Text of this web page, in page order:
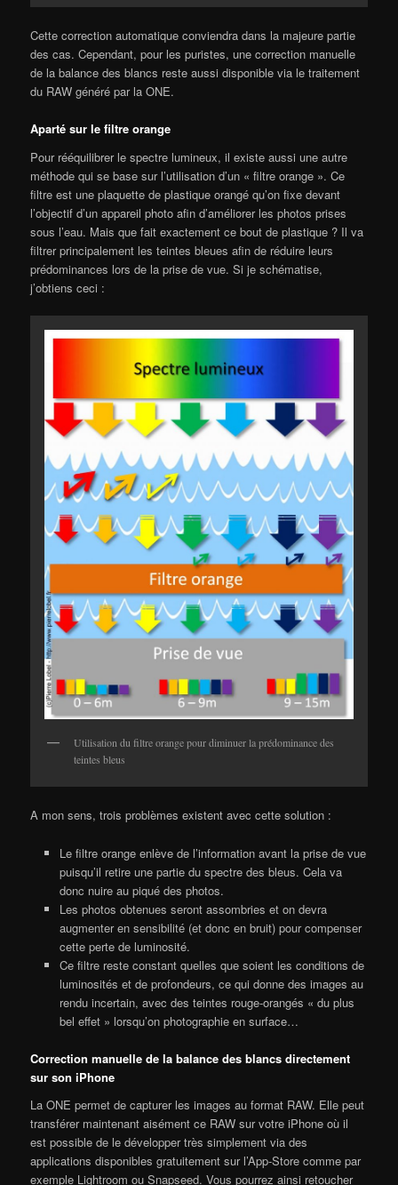
Cette correction automatique conviendra dans la majeure partie
des cas. Cependant, pour les puristes, une correction manuelle
de la balance des blancs reste aussi disponible via le traitement
du RAW généré par la ONE.
Aparté sur le filtre orange
Pour rééquilibrer le spectre lumineux, il existe aussi une autre
méthode qui se base sur l’utilisation d’un « filtre orange ». Ce
filtre est une plaquette de plastique orangé qu’on fixe devant
l’objectif d’un appareil photo afin d’améliorer les photos prises
sous l’eau. Mais que fait exactement ce bout de plastique ? Il va
filtrer principalement les teintes bleues afin de réduire leurs
prédominances lors de la prise de vue. Si je schématise,
j’obtiens ceci :
Utilisation du filtre orange pour diminuer la prédominance des
teintes bleus
A mon sens, trois problèmes existent avec cette solution :
Le filtre orange enlève de l’information avant la prise de vue
puisqu’il retire une partie du spectre des bleus. Cela va
donc nuire au piqué des photos.
Les photos obtenues seront assombries et on devra
augmenter en sensibilité (et donc en bruit) pour compenser
cette perte de luminosité.
Ce filtre reste constant quelles que soient les conditions de
luminosités et de profondeurs, ce qui donne des images au
rendu incertain, avec des teintes rouge-orangés « du plus
bel effet » lorsqu’on photographie en surface…
Correction manuelle de la balance des blancs directement
sur son iPhone
La ONE permet de capturer les images au format RAW. Elle peut
transférer maintenant aisément ce RAW sur votre iPhone où il
est possible de le développer très simplement via des
applications disponibles gratuitement sur l’App-Store comme par
exemple Lightroom ou Snapseed. Vous pourrez ainsi retoucher